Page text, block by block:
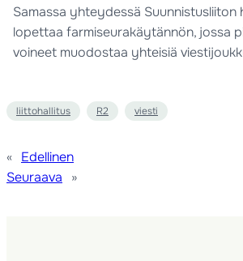
Samassa yhteydessä Suunnistusliiton
lopettaa farmiseurakäytännön, jossa
voineet muodostaa yhteisiä
liittohallitus R2 viesti
« Edellinen
Seuraava
»